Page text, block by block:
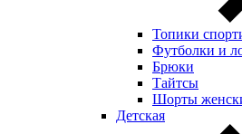
Топики
Футболки и
Брюки
Тайтсы
Шорты
Детская